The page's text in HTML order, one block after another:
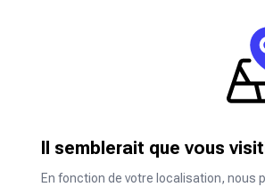
iTunes est un
des livres
système de
À propos d'
Il semblerait que vous
En fonction de votre localisation, nous